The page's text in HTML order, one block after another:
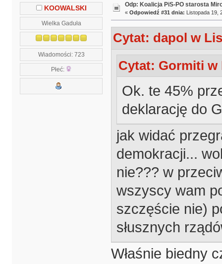
KOOWALSKI
Wielka Gaduła
Wiadomości: 723
Płeć:
Odp: Koalicja PiS-PO starosta
« Odpowiedź #31 dnia: Listopada 19,
Cytat: dapol w
Cytat: Gormiti w
Ok. te 45%
deklarację do
jak widać
demokracji...
nie??? w
wszyscy wam
szczęście nie)
słusznych
Właśnie biedny